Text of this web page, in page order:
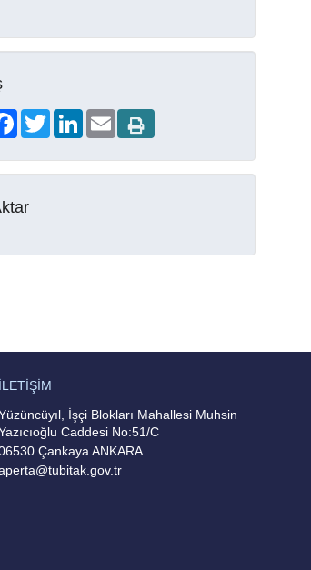
FacebookTwitterLinkedIn
Email
İLETİŞİM
İşçi Blokları Mahallesi Muhsin
Caddesi No:51/C
Çankaya ANKARA